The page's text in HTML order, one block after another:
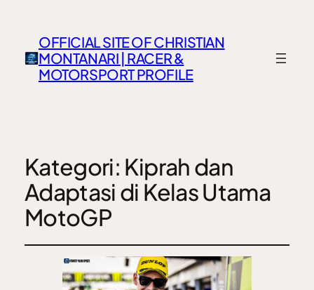
OFFICIAL SITE OF CHRISTIAN
MONTANARI | RACER &
MOTORSPORT PROFILE
Kategori: Kiprah dan
Adaptasi di Kelas Utama
MotoGP